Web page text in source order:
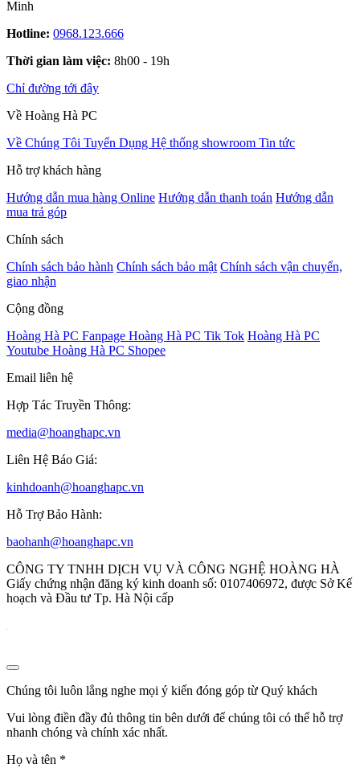
Minh
Hotline: 0968.123.666
Thời gian làm việc: 8h00 - 19h
Chỉ đường tới đây
Về Hoàng Hà PC
Về Chúng Tôi Tuyển Dụng Hệ thống showroom Tin tức
Hỗ trợ khách hàng
Hướng dẫn mua hàng Online Hướng dẫn thanh toán Hướng dẫn
mua trả góp
Chính sách
Chính sách bảo hành Chính sách bảo mật Chính sách vận chuyển,
giao nhận
Cộng đồng
Hoàng Hà PC Fanpage Hoàng Hà PC Tik Tok Hoàng Hà PC
Youtube Hoàng Hà PC Shopee
Email liên hệ
Hợp Tác Truyền Thông:
media@hoanghapc.vn
Liên Hệ Báo Giá:
kinhdoanh@hoanghapc.vn
Hỗ Trợ Bảo Hành:
baohanh@hoanghapc.vn
CÔNG TY TNHH DỊCH VỤ VÀ CÔNG NGHỆ HOÀNG HÀ
Giấy chứng nhận đăng ký kinh doanh số: 0107406972, được Sở Kế
hoạch và Đầu tư Tp. Hà Nội cấp
Chúng tôi luôn lắng nghe mọi ý kiến đóng góp từ Quý khách
Vui lòng điền đầy đủ thông tin bên dưới để chúng tôi có thể hỗ trợ
nhanh chóng và chính xác nhất.
Họ và tên *